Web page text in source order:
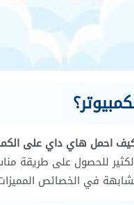
احمل هاي داي على
في الخصائص